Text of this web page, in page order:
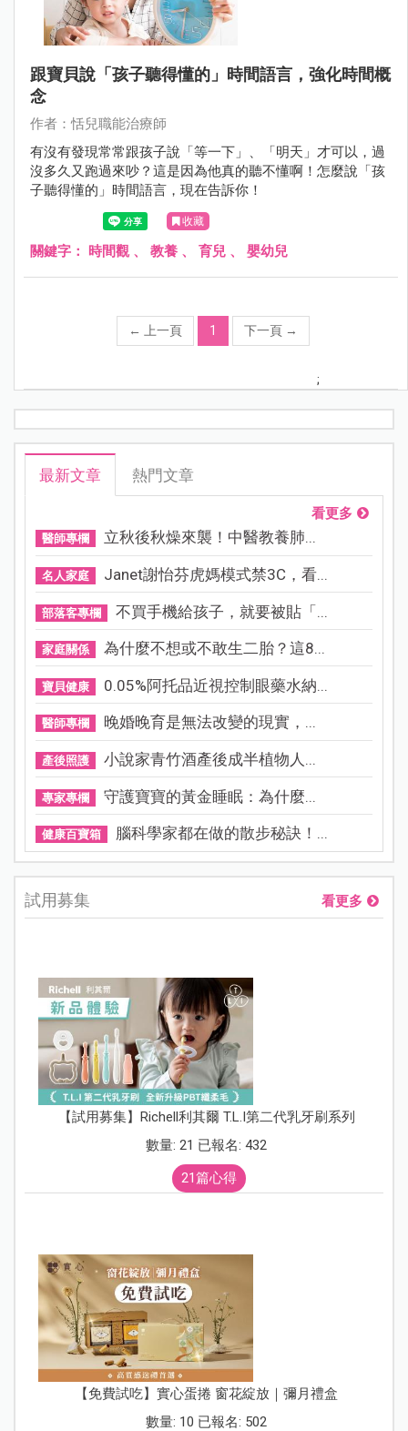
跟寶貝說「孩子聽得懂的」時間語言，強化時間概
念
作者：恬兒職能治療師
有沒有發現常常跟孩子說「等一下」、「明天」才可以，過
沒多久又跑過來吵？這是因為他真的聽不懂啊！怎麼說「孩
子聽得懂的」時間語言，現在告訴你！
收藏
關鍵字： 時間觀、 教養 、 育兒 、 嬰幼兒
← 上一頁 1 下一頁 →
;
最新文章 熱門文章
看更多
醫師專欄 立秋後秋燥來襲！中醫教養肺...
名人家庭 Janet謝怡芬虎媽模式禁3C，看...
部落客專欄 不買手機給孩子，就要被貼「...
家庭關係 為什麼不想或不敢生二胎？這8...
寶貝健康 0.05%阿托品近視控制眼藥水納...
醫師專欄 晚婚晚育是無法改變的現實，...
產後照護 小說家青竹酒產後成半植物人...
專家專欄 守護寶寶的黃金睡眠：為什麼...
健康百寶箱 腦科學家都在做的散步秘訣！...
試用募集 看更多
【試用募集】Richell利其爾 T.L.I第二代乳牙刷系列
數量: 21 已報名: 432
21篇心得
【免費試吃】實心蛋捲 窗花綻放｜彌月禮盒
數量: 10 已報名: 502